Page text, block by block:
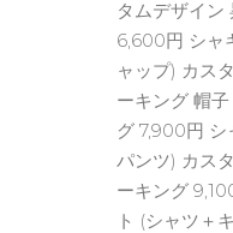
タムデザイン
6,600円 シャ
ャップ) カス
ーキング 帽
グ 7,900円 シ
パンツ) カス
ーキング
ト (シャツ＋